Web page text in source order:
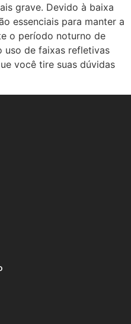
grave. Devido à baixa
essenciais para manter a
o período noturno de
uso de faixas refletivas
você tire suas dúvidas